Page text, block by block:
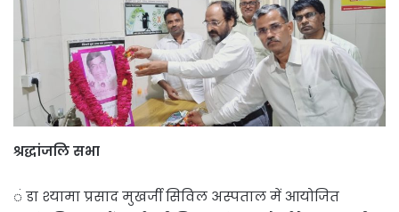
श्रद्धांजलि सभा
ं डा श्यामा प्रसाद मुखर्जी सिविल अस्पताल में आयोजित